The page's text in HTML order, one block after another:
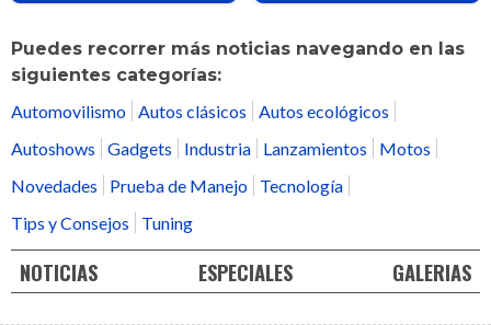
Puedes recorrer más noticias navegando en las
siguientes categorías:
Automovilismo Autos clásicos
Autos ecológicos
Autoshows
Gadgets Industria Lanzamientos
Motos
Novedades
Prueba de Manejo
Tecnología
Tips y Consejos
Tuning
NOTICIAS ESPECIALES GALERIAS